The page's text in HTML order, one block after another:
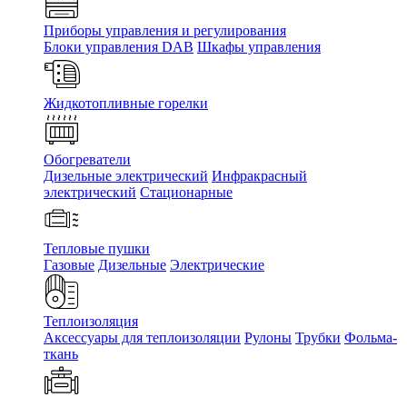
Приборы управления и регулирования
Блоки управления DAB Шкафы управления
Жидкотопливные горелки
Обогреватели
Дизельные электрический Инфракрасный
электрический Стационарные
Тепловые пушки
Газовые Дизельные Электрические
Теплоизоляция
Аксессуары для теплоизоляции Рулоны Трубки Фольма-
ткань